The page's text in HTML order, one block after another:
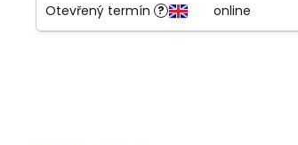
Otevřený termín ? online